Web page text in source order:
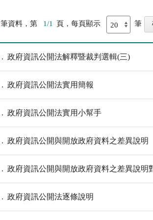
筆資料，第 1/1 頁，每頁顯示 筆
政府資訊公開法解釋暨裁判選輯(三)
政府資訊公開法實用簡報
政府資訊公開法實用小幫手
政府資訊公開與開放政府資料之差異說明
政府資訊公開與開放政府資料之差異說明
政府資訊公開法逐條說明